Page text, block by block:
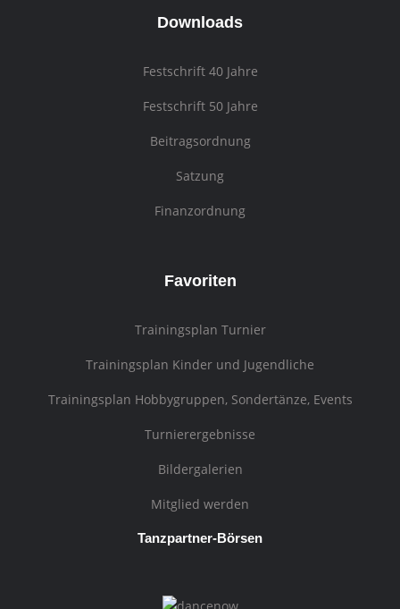
Downloads
Festschrift 40 Jahre
Festschrift 50 Jahre
Beitragsordnung
Satzung
Finanzordnung
Favoriten
Trainingsplan Turnier
Trainingsplan Kinder und Jugendliche
Trainingsplan Hobbygruppen, Sondertänze, Events
Turnierergebnisse
Bildergalerien
Mitglied werden
Tanzpartner-Börsen